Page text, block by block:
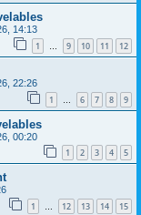
14:13
1 … 9 10 11 12
22:26
1 … 6 7 8 9
00:20
1 2 3 4 5
1 … 12 13 14 15